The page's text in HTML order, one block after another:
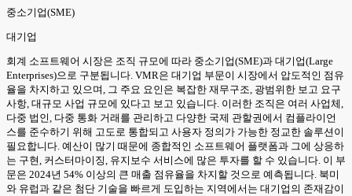
중소기업(SME)
대기업
회계 소프트웨어 시장은 조직 규모에 따라 중소기업(SME)과 대기업(Large
Enterprises)으로 구분됩니다. VMR은 대기업 부문이 시장에서 압도적인 점유
율을 차지하고 있으며, 그 주요 요인은 복잡한 재무구조, 광범위한 보고 요구
사항, 대규모 사업 규모에 있다고 보고 있습니다. 이러한 조직은 여러 사업체,
다중 법인, 다중 통화 거래를 관리하고 다양한 국제 관할권에서 컴플라이언
스를 준수하기 위해 고도로 통합되고 사용자 정의가 가능한 정교한 솔루션이
필요합니다. 예산이 많기 때문에 종합적인 소프트웨어 플랫폼과 그에 상응하
는 구현, 커스터마이징, 유지보수 서비스에 많은 투자를 할 수 있습니다. 이 부
문은 2024년 54% 이상의 큰 매출 점유율을 차지할 것으로 예측됩니다. 북미
와 유럽과 같은 첨단 기술을 빠르게 도입하는 지역에서는 대기업의 존재감이